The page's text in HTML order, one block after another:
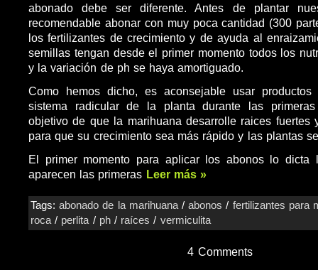
abonado debe ser diferente. Antes de plantar
recomendable abonar con muy poca cantidad (300
los fertilizantes de crecimiento y de ayuda al
semillas tengan desde el primer momento todos los
y la variación de ph se haya amortiguado.
Como hemos dicho, es aconsejable usar
sistema radicular de la planta durante las
objetivo de que la marihuana desarrolle raices fuertes
para que su crecimiento sea más rápido y las plantas
El primer momento para aplicar los abonos lo dicta
aparecen las primeras Leer más »
Tags:abonado de la marihuana/abonos / fertilizantes para
roca / perlita / ph/ raíces / vermiculita
4 Comments